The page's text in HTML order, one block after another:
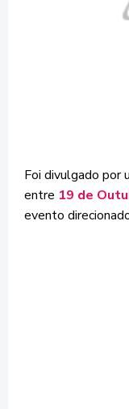
Foi divulgado por
entre 19 de
evento